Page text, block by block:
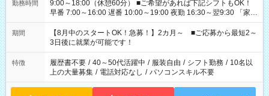
勤務時間
9:00～18:00（休憩60分） ■ご希望があれば下記シフトもOK！
早番 7:00～16:00 遅番 10:00～19:00 夜勤 16:30～翌9:30 「家族
と休みを合わせたい」 「余裕を持って夕飯の準備がしたい」
「できれば残業はしたくない」 など、ご希望を教えてください
ね。 ※Wワーク希望の方へ 今ご覧のお仕事で希望する勤務時間
と、もう1つのお仕事の勤務時間。 合計で週40時間を超える場
合は応募できません。
期間
【8月中のスタートOK！急募！】2カ月～ ■ご応募から最短2～
3日後に就業が可能です！
特徴 履歴書不要 / 40～50代活躍中 / 服装自由 / シフト勤務 / 10名以
上の大量募集 / 電話対応なし / パソコンスキル不要